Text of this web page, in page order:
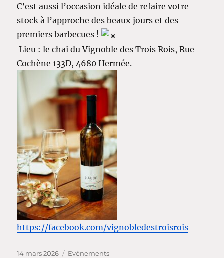
C’est aussi l’occasion idéale de refaire votre
stock à l’approche des beaux jours et des
premiers barbecues !
Lieu : le chai du Vignoble des Trois Rois, Rue
Cochène 133D, 4680 Hermée.
https://facebook.com/vignobledestroisrois
Publié
14 mars 2026 Catégories
Evénements